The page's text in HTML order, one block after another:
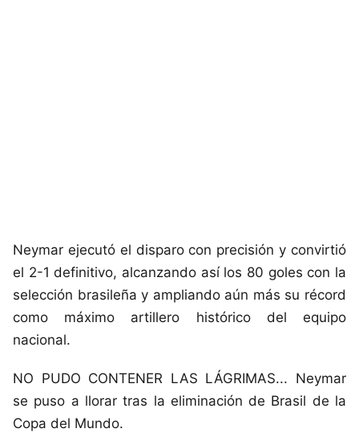
Neymar ejecutó el disparo con precisión y convirtió
el 2-1 definitivo, alcanzando así los 80 goles con la
selección brasileña y ampliando aún más su récord
como máximo artillero histórico del equipo
nacional.
NO PUDO CONTENER LAS LÁGRIMAS... Neymar
se puso a llorar tras la eliminación de Brasil de la
Copa del Mundo.